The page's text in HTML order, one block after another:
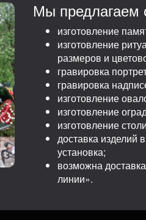
Мы предлагаем
изготовление
изготовление
размеров и
гравировка
гравировка
изготовление
изготовление
изготовление
доставка изделий
установка;
возможна
линии».